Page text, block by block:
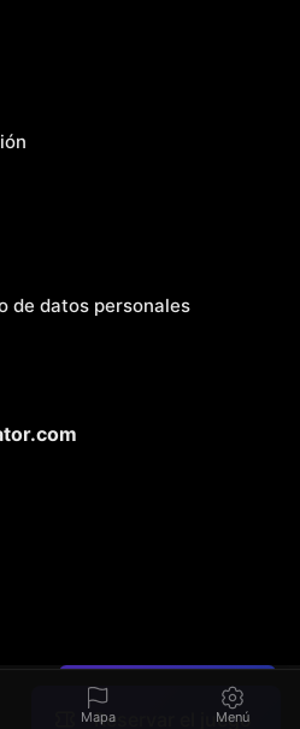
Reservar el juego
¿Encontraste un error?
de datos personales
Mapa Menú